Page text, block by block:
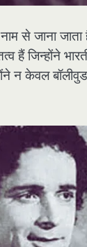
नाम से जाना
हैं जिन्होंने
न केवल